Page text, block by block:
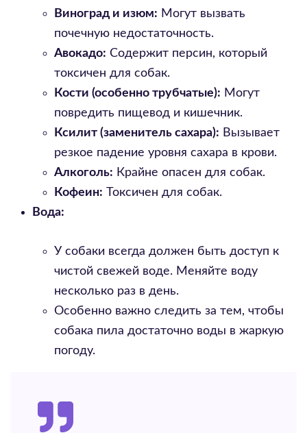
Виноград и изюм: Могут вызвать
почечную недостаточность.
Авокадо: Содержит персин, который
токсичен для собак.
Кости (особенно трубчатые): Могут
повредить пищевод и кишечник.
Ксилит (заменитель сахара): Вызывает
резкое падение уровня сахара в крови.
Алкоголь: Крайне опасен для собак.
Кофеин: Токсичен для собак.
Вода:
У собаки всегда должен быть доступ к
чистой свежей воде. Меняйте воду
несколько раз в день.
Особенно важно следить за тем, чтобы
собака пила достаточно воды в жаркую
погоду.